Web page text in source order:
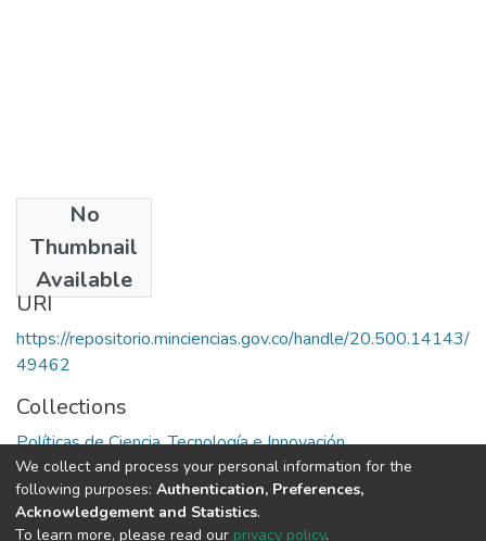
No
Thumbnail
Available
1981
URI
https://repositorio.minciencias.gov.co/handle/20.500.14143/
49462
Collections
Políticas de Ciencia, Tecnología e Innovación
Full item page
We collect and process your personal information for the
following purposes: Authentication, Preferences,
Acknowledgement and Statistics.
To learn more, please read our privacy policy.